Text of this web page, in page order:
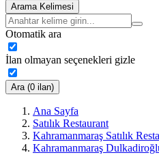
Arama Kelimesi
Otomatik ara
İlan olmayan seçenekleri gizle
Ara (0 ilan)
Ana Sayfa
Satılık Restaurant
Kahramanmaraş Satılık
Kahramanmaraş